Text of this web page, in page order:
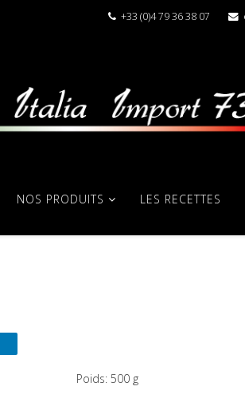
+33 (0)4 79 36 38 07
NOS PRODUITS LES RECETTES
Poids: 500 g